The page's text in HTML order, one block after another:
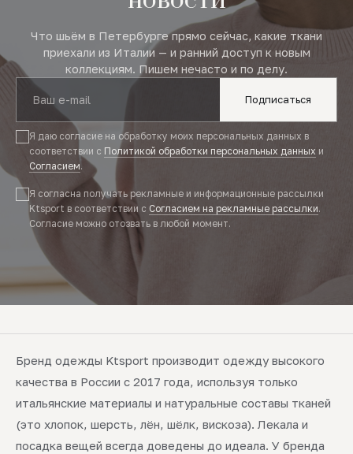
Что шьём в Петербурге прямо сейчас, какие ткани
приехали из Италии — и ранний доступ к новым
коллекциям. Пишем нечасто и по делу.
Подписаться
Я даю согласие на обработку моих персональных данных в
соответствии с Политикой обработки персональных данных и
Согласием.
Я согласна получать рекламные и информационные рассылки
Ktsport в соответствии с Согласием на рекламные рассылки.
Согласие можно отозвать в любой момент.
Бренд одежды Ktsport производит одежду высокого
качества в России с 2017 года, используя только
итальянские материалы и натуральные составы тканей
(это хлопок, шерсть, лён, шёлк, вискоза). Лекала и
посадка вещей всегда доведены до идеала. У бренда